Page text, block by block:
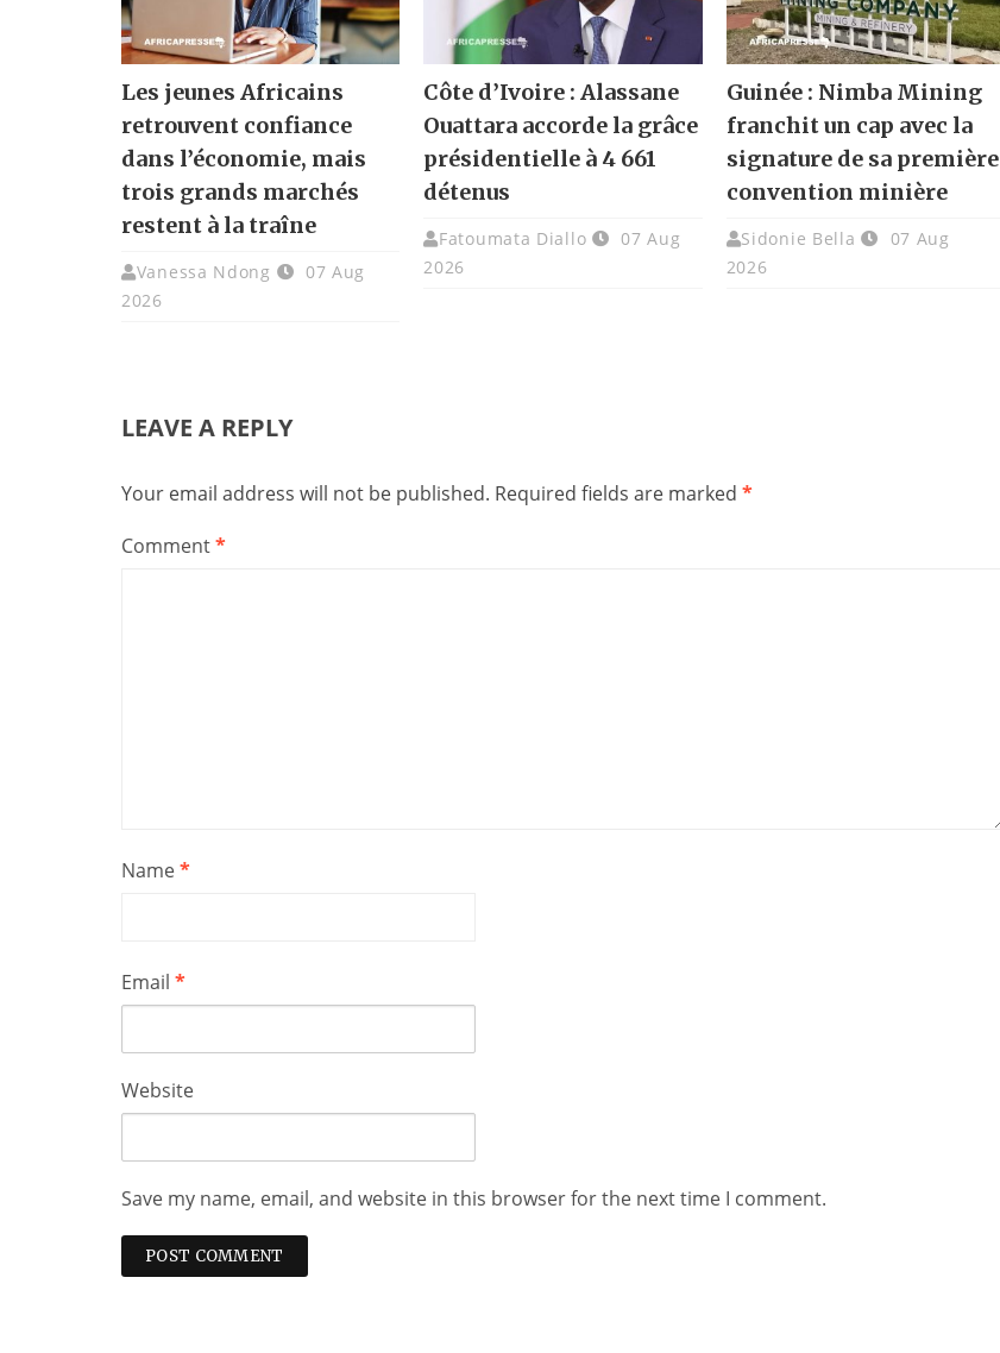
Les jeunes Africains
retrouvent confiance
dans l’économie, mais
trois grands marchés
restent à la traîne
Vanessa Ndong
07 Aug
2026
Côte d’Ivoire : Alassane
Ouattara accorde la grâce
présidentielle à 4 661
détenus
Fatoumata Diallo
07 Aug
2026
Guinée : Nimba Mining
franchit un cap avec la
signature de sa première
convention minière
Sidonie Bella
07 Aug
2026
LEAVE A REPLY
Your email address will not be published. Required fields are marked *
Comment*
Name*
Email *
Website
Save my name, email, and website in this browser for the next time I comment.